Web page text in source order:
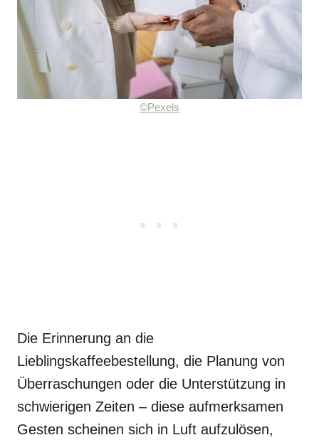
©Pexels
Die Erinnerung an die
Lieblingskaffeebestellung, die Planung von
Überraschungen oder die Unterstützung in
schwierigen Zeiten – diese aufmerksamen
Gesten scheinen sich in Luft aufzulösen,